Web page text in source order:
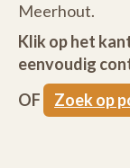
Meerhout.
Klik op het
eenvoudig
OF
Zoek op